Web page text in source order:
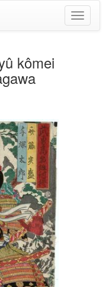
Basculer
la
kômei